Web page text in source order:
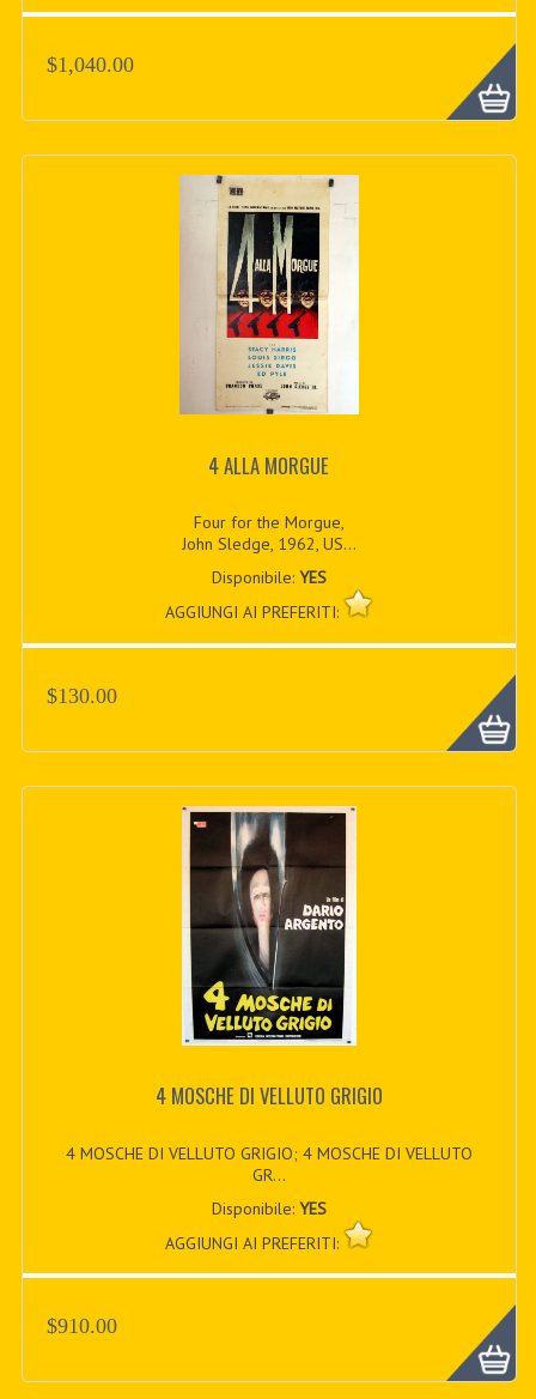
$1,040.00
4 ALLA MORGUE
Four for the Morgue,
John Sledge, 1962, US...
Disponibile: YES
AGGIUNGI AI PREFERITI:
$130.00
4 MOSCHE DI VELLUTO GRIGIO
4 MOSCHE DI VELLUTO GRIGIO; 4 MOSCHE DI VELLUTO
GR...
Disponibile: YES
AGGIUNGI AI PREFERITI:
$910.00